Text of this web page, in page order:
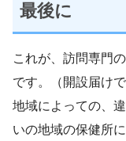
最後に
これが、訪問専門
です。（開設届けで
地域によっての、
いの地域の保健所